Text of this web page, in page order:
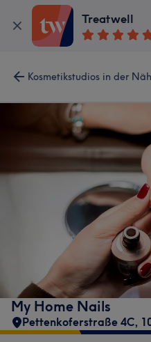
Treatwell
Kosmetikstudios in der
My Home Nails
Pettenkoferstraße 4C,